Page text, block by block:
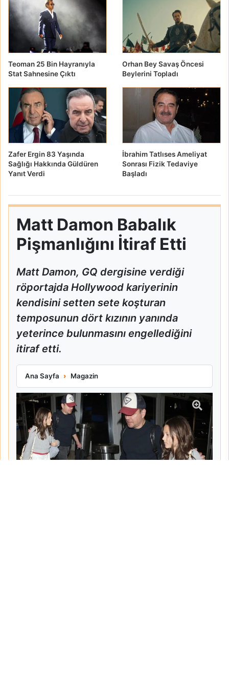
Teoman 25 Bin Hayranıyla
Stat Sahnesine Çıktı
Orhan Bey Savaş Öncesi
Beylerini Topladı
Zafer Ergin 83 Yaşında
Sağlığı Hakkında Güldüren
Yanıt Verdi
İbrahim Tatlıses Ameliyat
Sonrası Fizik Tedaviye
Başladı
Matt Damon Babalık
Pişmanlığını İtiraf Etti
Matt Damon, GQ dergisine verdiği
röportajda Hollywood kariyerinin
kendisini setten sete koşturan
temposunun dört kızının yanında
yeterince bulunmasını engellediğini
itiraf etti.
Ana Sayfa Magazin
Matt Damon Babalık Pişmanlığını İtiraf Etti